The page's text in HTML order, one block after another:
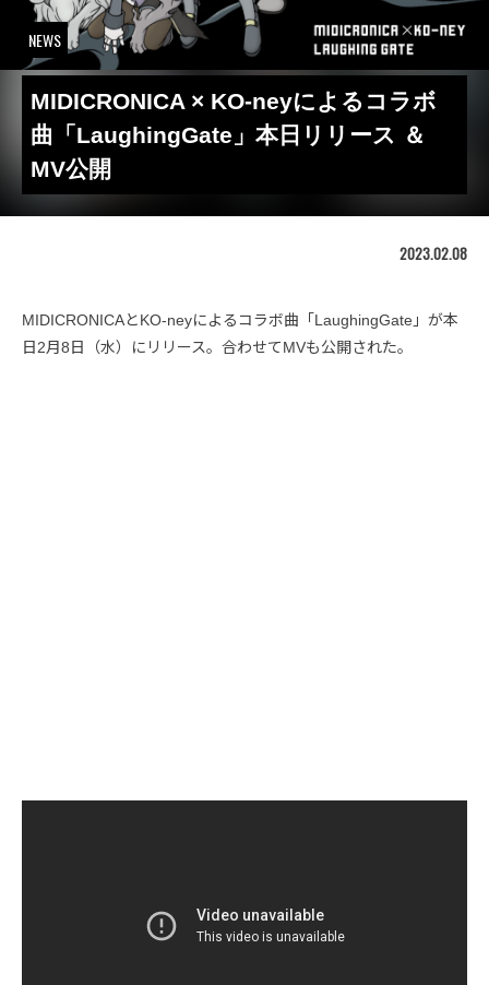
NEWS
MIDICRONICA × KO-neyによるコラボ
曲「LaughingGate」本日リリース ＆
MV公開
2023.02.08
MIDICRONICAとKO-neyによるコラボ曲「LaughingGate」が本
日2月8日（水）にリリース。合わせてMVも公開された。